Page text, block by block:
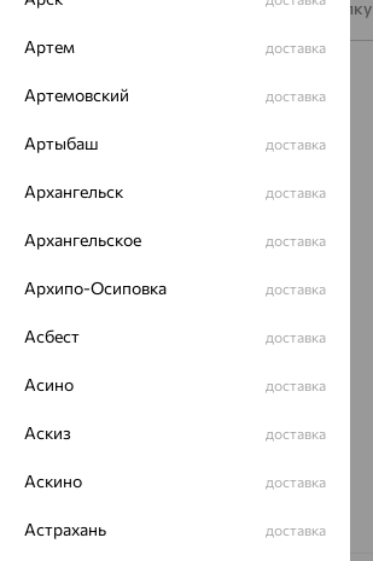
Подписаться на рассылку
Каталог
Акции
Магазины
ул. Зегеля, 27/2
8 (800) 250-02-30
Артем доставка
Артемовский доставка
Артыбаш доставка
Архангельск доставка
Архангельское доставка
Архипо-Осиповка доставка
Асбест доставка
Асино доставка
Аскиз доставка
Аскино доставка
Астрахань доставка